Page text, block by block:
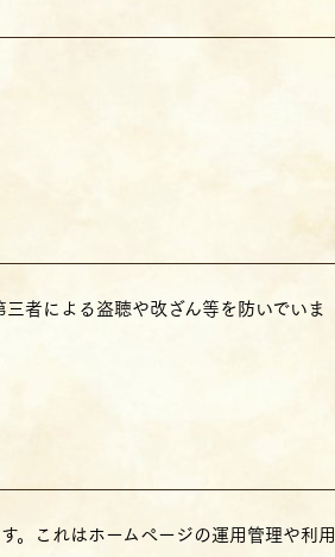
者による盗聴や改ざん等を防いでいま
。これはホームぺージの運用管理や利用